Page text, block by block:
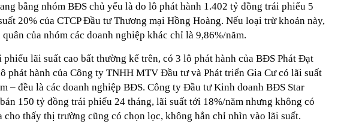
bằng nhóm BĐS chủ yếu là do lô phát hành 1.402 tỷ đồng trái phiếu 5
20% của CTCP Đầu tư Thương mại Hồng Hoàng. Nếu loại trừ khoản này,
của nhóm các doanh nghiệp khác chỉ là 9,86%/năm.
lãi suất cao bất thường kể trên, có 3 lô phát hành của BĐS Phát Đạt
phát hành của Công ty TNHH MTV Đầu tư và Phát triển Gia Cư có lãi suất
– đều là các doanh nghiệp BĐS. Công ty Đầu tư Kinh doanh BĐS Star
150 tỷ đồng trái phiếu 24 tháng, lãi suất tới 18%/năm nhưng không có
cho thấy thị trường cũng có chọn lọc, không hẳn chỉ nhìn vào lãi suất.